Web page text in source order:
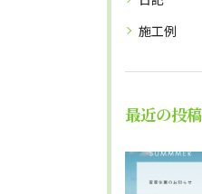
施工例
最近の投稿